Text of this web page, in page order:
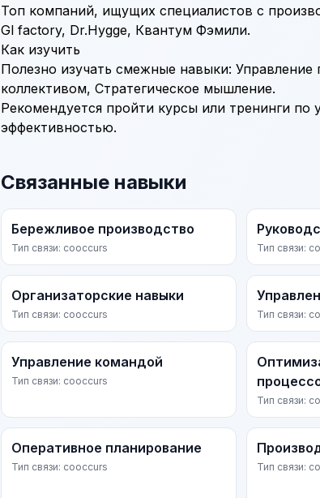
Топ компаний, ищущих специалистов с
Gl factory, Dr.Hygge, Квантум Фэмили.
Как изучить
Полезно изучать смежные навыки: Управление
коллективом, Стратегическое мышление.
Рекомендуется пройти курсы или тренинги
эффективностью.
Связанные навыки
Бережливое производство
Тип связи: cooccurs Тип связи:
Организаторские навыки
Тип связи: cooccurs Тип связи:
Управление командой
Тип связи: cooccurs
Тип связи:
Оперативное планирование
Тип связи: cooccurs Тип связи: